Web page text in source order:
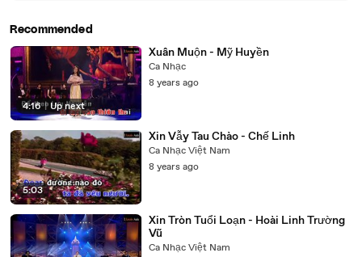
Recommended
4:16 | Up next
Xuân Muộn - Mỹ Huyền
Ca Nhạc
8 years ago
5:03
Xin Vẫy Tau Chào - Chế Linh
Ca Nhạc Việt Nam
8 years ago
Xin Tròn Tuổi Loạn - Hoài Linh Trường
Vũ
Ca Nhạc Việt Nam